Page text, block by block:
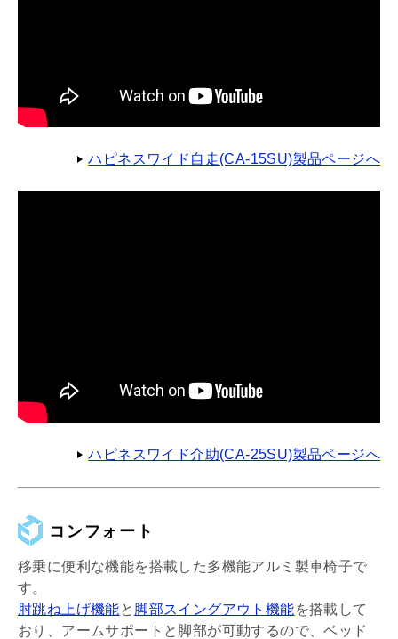
ハピネスワイド自走(CA-15SU)製品ページへ
ハピネスワイド介助(CA-25SU)製品ページへ
コンフォート
移乗に便利な機能を搭載した多機能アルミ製車椅子で
す。
肘跳ね上げ機能と 脚部スイングアウト機能を搭載して
おり、アームサポートと脚部が可動するので、ベッド